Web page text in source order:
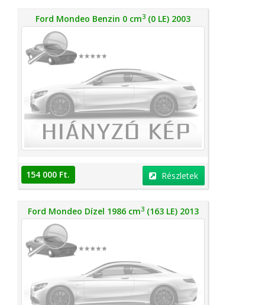
Ford Mondeo Benzin 0 cm3 (0 LE) 2003
154 000 Ft. Részletek
Ford Mondeo Dízel 1986 cm3(163 LE) 2013